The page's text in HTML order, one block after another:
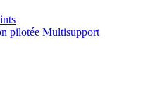
pilotée Multisupport